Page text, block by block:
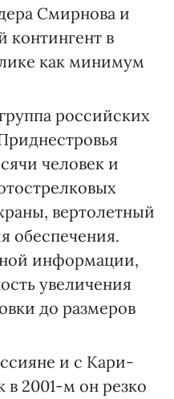
Смирнова и
контингент в
как минимум
российских
человек и
вертолетный
обеспечения.
информации,
увеличения
до размеров
и с Кари­
2001-м он резко